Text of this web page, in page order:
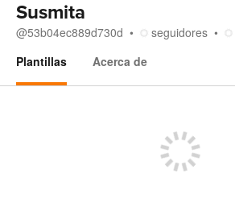
Susmita
@53b04ec889d730d seguidores
Plantillas
Acerca de